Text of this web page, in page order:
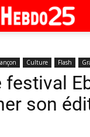
Culture Flash
festival
son